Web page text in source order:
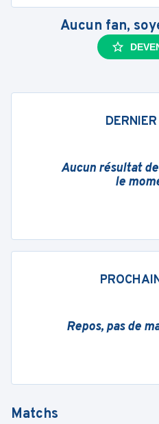
Aucun fan,
Aucun résultat
le
Repos, pas de
Matchs